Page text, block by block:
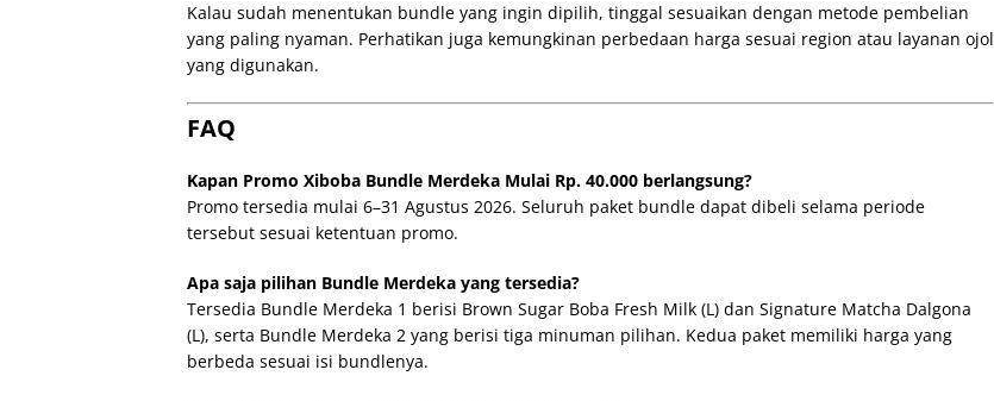
Kalau sudah menentukan bundle yang ingin dipilih, tinggal sesuaikan dengan metode pembelian
yang paling nyaman. Perhatikan juga kemungkinan perbedaan harga sesuai region atau layanan ojol
yang digunakan.
FAQ
Kapan Promo Xiboba Bundle Merdeka Mulai Rp. 40.000 berlangsung?
Promo tersedia mulai 6–31 Agustus 2026. Seluruh paket bundle dapat dibeli selama periode
tersebut sesuai ketentuan promo.
Apa saja pilihan Bundle Merdeka yang tersedia?
Tersedia Bundle Merdeka 1 berisi Brown Sugar Boba Fresh Milk (L) dan Signature Matcha Dalgona
(L), serta Bundle Merdeka 2 yang berisi tiga minuman pilihan. Kedua paket memiliki harga yang
berbeda sesuai isi bundlenya.